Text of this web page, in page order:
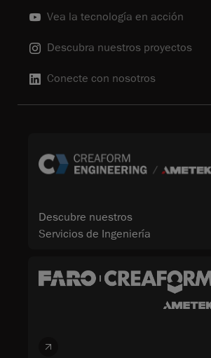
Vea la tecnología en acción
Descubra nuestros proyectos
Conecte con nosotros
Descubre nuestros
Servicios de Ingeniería